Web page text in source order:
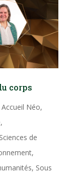
corps
Accueil Néo,
,
Sciences de
,
, Sous